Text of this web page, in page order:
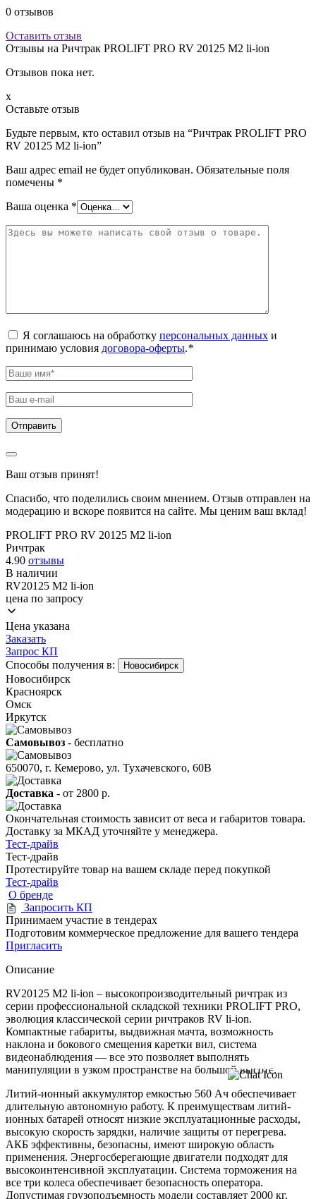
0 отзывов
Оставить отзыв
Отзывы на Ричтрак PROLIFT PRO RV 20125 M2 li-ion
Отзывов пока нет.
x
Оставьте отзыв
Будьте первым, кто оставил отзыв на “Ричтрак PROLIFT PRO
RV 20125 M2 li-ion”
Ваш адрес email не будет опубликован. Обязательные поля
помечены *
Ваша оценка *
Я соглашаюсь на обработку персональных данных и
принимаю условия договора-оферты.*
Ваш отзыв принят!
Спасибо, что поделились своим мнением. Отзыв отправлен на
модерацию и вскоре появится на сайте. Мы ценим ваш вклад!
PROLIFT PRO RV 20125 M2 li-ion
Ричтрак
4.90 отзывы
В наличии
RV20125 M2 li-ion
цена по запросу
Цена указана
Заказать
Запрос КП
Способы получения в:
Новосибирск
Новосибирск
Красноярск
Омск
Иркутск
Самовывоз - бесплатно
650070, г. Кемерово, ул. Тухачевского, 60В
Доставка - от 2800 р.
Окончательная стоимость зависит от веса и габаритов товара.
Доставку за МКАД уточняйте у менеджера.
Тест-драйв
Тест-драйв
Протестируйте товар на вашем складе перед покупкой
Тест-драйв
О бренде
Запросить КП
Принимаем участие в тендерах
Подготовим коммерческое предложение для вашего тендера
Пригласить
Описание
RV20125 M2 li-ion – высокопроизводительный ричтрак из
серии профессиональной складской техники PROLIFT PRO,
эволюция классической серии ричтраков RV li-ion.
Компактные габариты, выдвижная мачта, возможность
наклона и бокового смещения каретки вил, система
видеонаблюдения — все это позволяет выполнять
манипуляции в узком пространстве на большой высоте.
Литий-ионный аккумулятор емкостью 560 Ач обеспечивает
длительную автономную работу. К преимуществам литий-
ионных батарей относят низкие эксплуатационные расходы,
высокую скорость зарядки, наличие защиты от перегрева.
АКБ эффективны, безопасны, имеют широкую область
применения. Энергосберегающие двигатели подходят для
высокоинтенсивной эксплуатации. Система торможения на
все три колеса обеспечивает безопасность оператора.
Допустимая грузоподъемность модели составляет 2000 кг,